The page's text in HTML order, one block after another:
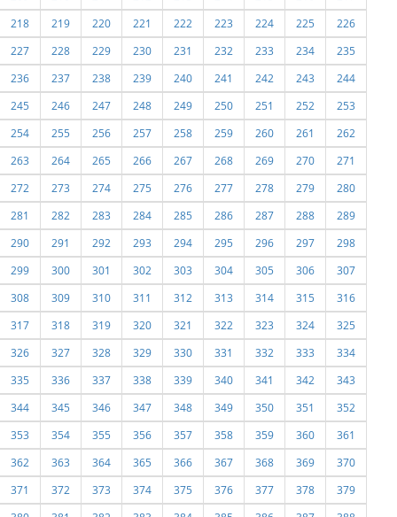
218
219 220 221 222 223 224 225
226
227
228 229 230 231 232 233 234
235
236
237 238 239 240 241 242 243
244
245
246 247 248 249 250 251 252
253
254
255 256 257 258 259 260 261
262
263
264 265 266 267 268 269 270
271
272
273 274 275 276 277 278 279
280
281
282 283 284 285 286 287 288
289
290
291 292 293 294 295 296 297
298
299
300 301 302 303 304 305 306
307
308
309 310 311 312 313 314 315
316
317
318 319 320 321 322 323 324
325
326
327 328 329 330 331 332 333
334
335
336 337 338 339 340 341 342
343
344
345 346 347 348 349 350 351
352
353
354 355 356 357 358 359 360
361
362
363 364 365 366 367 368 369
370
371
372 373 374 375 376 377 378
379